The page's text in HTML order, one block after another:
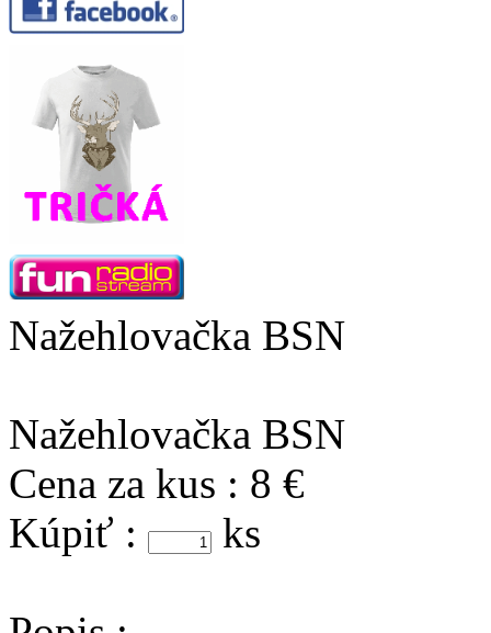
Nažehlovačka BSN
Nažehlovačka BSN
Cena za kus : 8 €
Kúpiť :
ks